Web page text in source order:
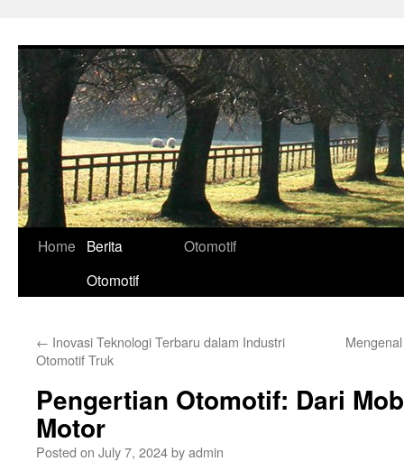
Home
Berita
Otomotif
Otomotif
← Inovasi Teknologi Terbaru dalam Industri
Otomotif Truk
Pengertian Otomotif: Dari
Motor
Posted on July 7, 2024byadmin